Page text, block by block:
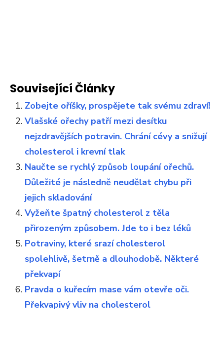
Související Články
Zobejte oříšky, prospějete tak svému zdraví!
Vlašské ořechy patří mezi desítku
nejzdravějších potravin. Chrání cévy a snižují
cholesterol i krevní tlak
Naučte se rychlý způsob loupání ořechů.
Důležité je následně neudělat chybu při
jejich skladování
Vyžeňte špatný cholesterol z těla
přirozeným způsobem. Jde to i bez léků
Potraviny, které srazí cholesterol
spolehlivě, šetrně a dlouhodobě. Některé
překvapí
Pravda o kuřecím mase vám otevře oči.
Překvapivý vliv na cholesterol